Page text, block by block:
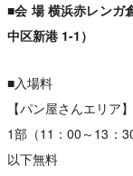
■会 場 横浜赤レンガ
中区新港 1-1）
■入場料
【パン屋さんエリア】
1部（11：00～13：
以下無料